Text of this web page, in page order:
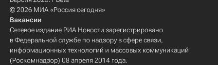
© 2026 МИА «Россия сегодня»
Вакансии
Сетевое издание РИА Новости зарегистрировано
в Федеральной службе по надзору в сфере связи,
информационных технологий и массовых коммуникаций
(Роскомнадзор) 08 апреля 2014 года.